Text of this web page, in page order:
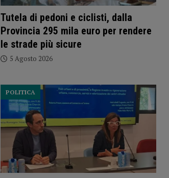
Tutela di pedoni e ciclisti, dalla
Provincia 295 mila euro per rendere
le strade più sicure
5 Agosto 2026
POLITICA